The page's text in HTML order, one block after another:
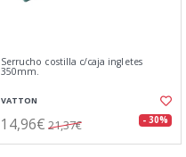
Serrucho costilla c/caja ingletes
350mm.
VATTON
14,96€ 21,37€ - 30%